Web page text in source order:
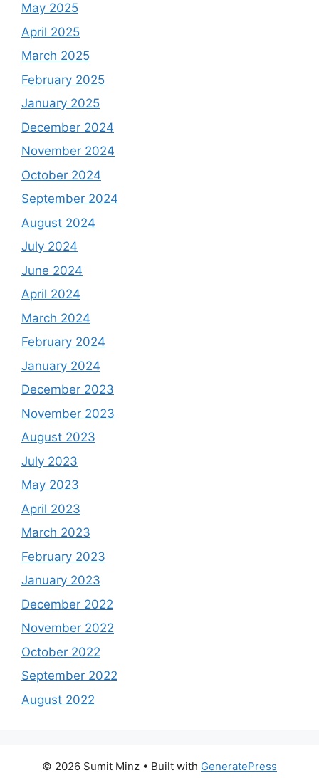
May 2025
April 2025
March 2025
February 2025
January 2025
December 2024
November 2024
October 2024
September 2024
August 2024
July 2024
June 2024
April 2024
March 2024
February 2024
January 2024
December 2023
November 2023
August 2023
July 2023
May 2023
April 2023
March 2023
February 2023
January 2023
December 2022
November 2022
October 2022
September 2022
August 2022
© 2026 Sumit Minz • Built with GeneratePress